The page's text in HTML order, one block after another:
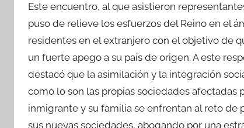
Este encuentro, al que asistieron
puso de relieve los esfuerzos del Reino en el
residentes en el extranjero con el objetivo de
un fuerte apego a su país de origen. A este
destacó que la asimilación y la integración
como lo son las propias sociedades
inmigrante y su familia se enfrentan al reto
sus nuevas sociedades, abogando por una